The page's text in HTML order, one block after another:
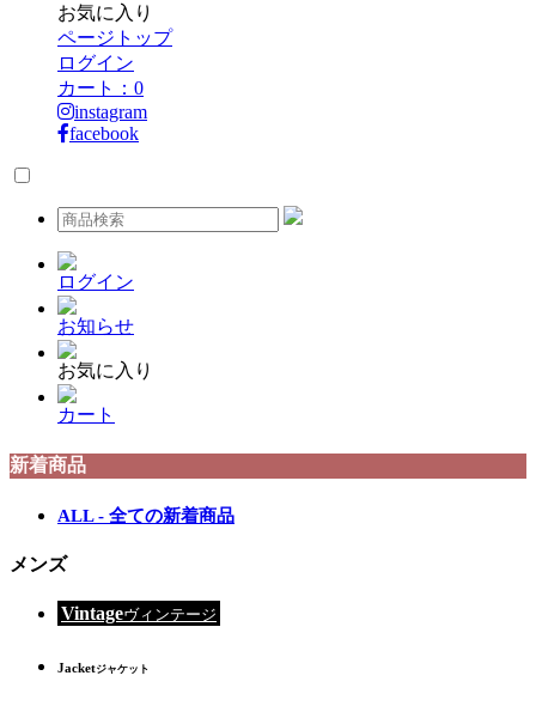
お気に入り
ページトップ
ログイン
カート： 0
instagram
facebook
ログイン
お知らせ
お気に入り
カート
新着商品
ALL - 全ての新着商品
メンズ
Vintageヴィンテージ
Jacketジャケット